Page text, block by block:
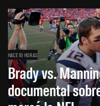
HACE 10 HORAS
Brady vs.
documental